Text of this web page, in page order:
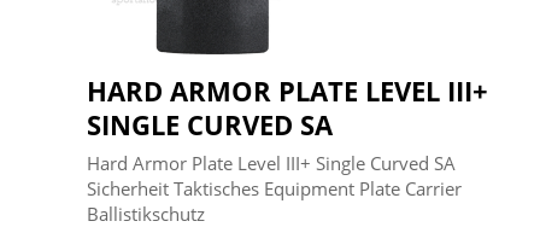
HARD ARMOR PLATE LEVEL III+
SINGLE CURVED SA
Hard Armor Plate Level III+ Single Curved SA
Sicherheit Taktisches Equipment Plate Carrier
Ballistikschutz